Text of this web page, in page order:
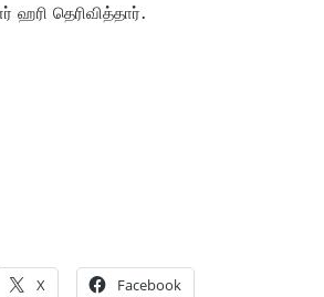
தெரிவித்தார்.
X Facebook